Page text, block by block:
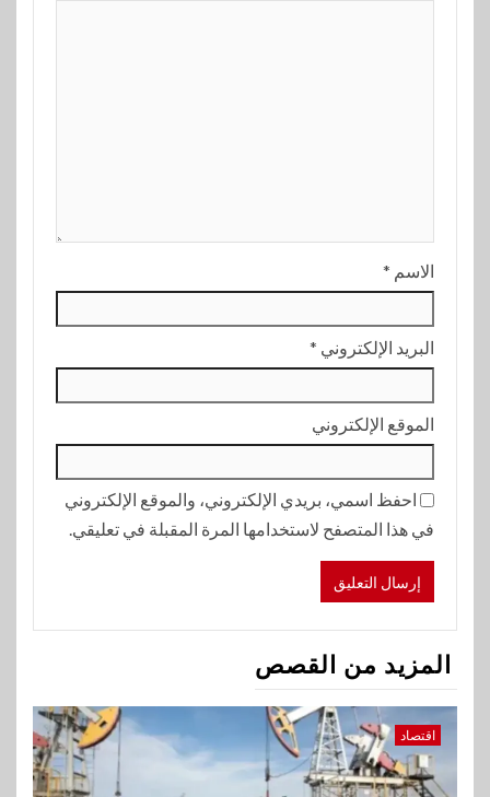
الاسم *
البريد الإلكتروني *
الموقع الإلكتروني
احفظ اسمي، بريدي الإلكتروني، والموقع الإلكتروني
في هذا المتصفح لاستخدامها المرة المقبلة في تعليقي.
المزيد من القصص
اقتصاد